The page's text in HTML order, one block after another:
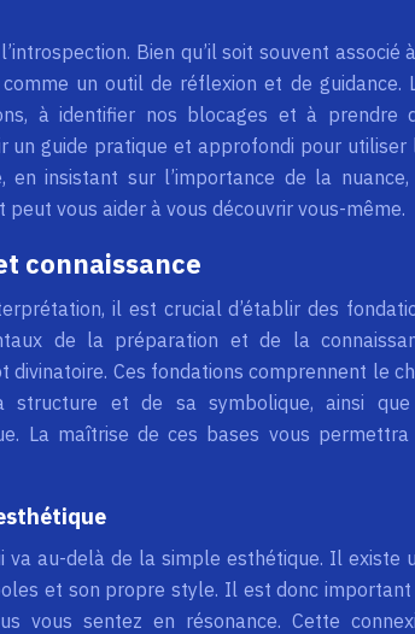
Bien qu’il soit souvent associé
un outil de réflexion et de guidance.
à identifier nos blocages et à prendre
un guide pratique et approfondi pour utiliser
insistant sur l’importance de la nuance,
vous aider à vous découvrir vous-même.
connaissance
il est crucial d’établir des
de la préparation et de la
Ces fondations comprennent le
et de sa symbolique, ainsi
La maîtrise de ces bases vous permettra
au-delà de la simple esthétique. Il existe
et son propre style. Il est donc important
vous sentez en résonance. Cette